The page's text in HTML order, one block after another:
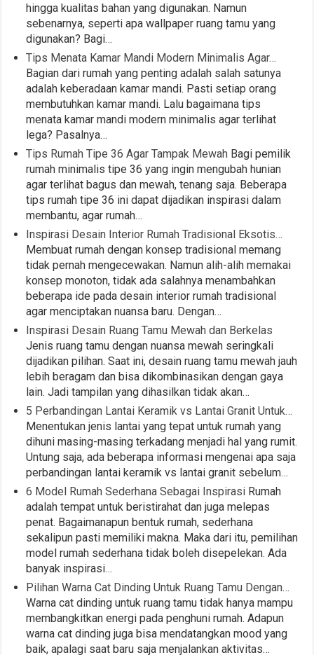
hingga kualitas bahan yang digunakan. Namun
sebenarnya, seperti apa wallpaper ruang tamu yang
digunakan? Bagi…
Tips Menata Kamar Mandi Modern Minimalis Agar…
Bagian dari rumah yang penting adalah salah satunya
adalah keberadaan kamar mandi. Pasti setiap orang
membutuhkan kamar mandi. Lalu bagaimana tips
menata kamar mandi modern minimalis agar terlihat
lega? Pasalnya…
Tips Rumah Tipe 36 Agar Tampak Mewah Bagi pemilik
rumah minimalis tipe 36 yang ingin mengubah hunian
agar terlihat bagus dan mewah, tenang saja. Beberapa
tips rumah tipe 36 ini dapat dijadikan inspirasi dalam
membantu, agar rumah…
Inspirasi Desain Interior Rumah Tradisional Eksotis…
Membuat rumah dengan konsep tradisional memang
tidak pernah mengecewakan. Namun alih-alih memakai
konsep monoton, tidak ada salahnya menambahkan
beberapa ide pada desain interior rumah tradisional
agar menciptakan nuansa baru. Dengan…
Inspirasi Desain Ruang Tamu Mewah dan Berkelas
Jenis ruang tamu dengan nuansa mewah seringkali
dijadikan pilihan. Saat ini, desain ruang tamu mewah jauh
lebih beragam dan bisa dikombinasikan dengan gaya
lain. Jadi tampilan yang dihasilkan tidak akan…
5 Perbandingan Lantai Keramik vs Lantai Granit Untuk…
Menentukan jenis lantai yang tepat untuk rumah yang
dihuni masing-masing terkadang menjadi hal yang rumit.
Untung saja, ada beberapa informasi mengenai apa saja
perbandingan lantai keramik vs lantai granit sebelum…
6 Model Rumah Sederhana Sebagai Inspirasi Rumah
adalah tempat untuk beristirahat dan juga melepas
penat. Bagaimanapun bentuk rumah, sederhana
sekalipun pasti memiliki makna. Maka dari itu, pemilihan
model rumah sederhana tidak boleh disepelekan. Ada
banyak inspirasi…
Pilihan Warna Cat Dinding Untuk Ruang Tamu Dengan…
Warna cat dinding untuk ruang tamu tidak hanya mampu
membangkitkan energi pada penghuni rumah. Adapun
warna cat dinding juga bisa mendatangkan mood yang
baik, apalagi saat baru saja menjalankan aktivitas…